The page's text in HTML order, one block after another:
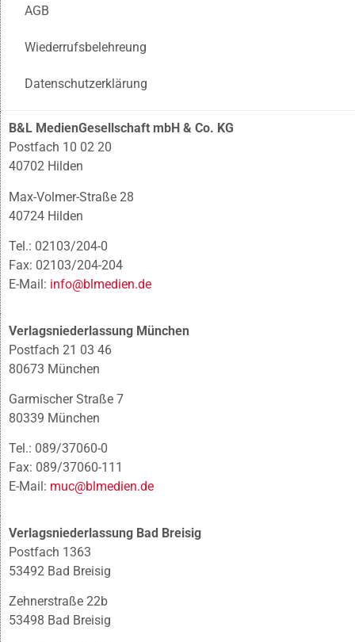
AGB
Wiederrufsbelehreung
Datenschutzerklärung
B&L MedienGesellschaft mbH & Co. KG
Postfach 10 02 20
40702 Hilden
Max-Volmer-Straße 28
40724 Hilden
Tel.: 02103/204-0
Fax: 02103/204-204
E-Mail: info@blmedien.de
Verlagsniederlassung München
Postfach 21 03 46
80673 München
Garmischer Straße 7
80339 München
Tel.: 089/37060-0
Fax: 089/37060-111
E-Mail: muc@blmedien.de
Verlagsniederlassung Bad Breisig
Postfach 1363
53492 Bad Breisig
Zehnerstraße 22b
53498 Bad Breisig